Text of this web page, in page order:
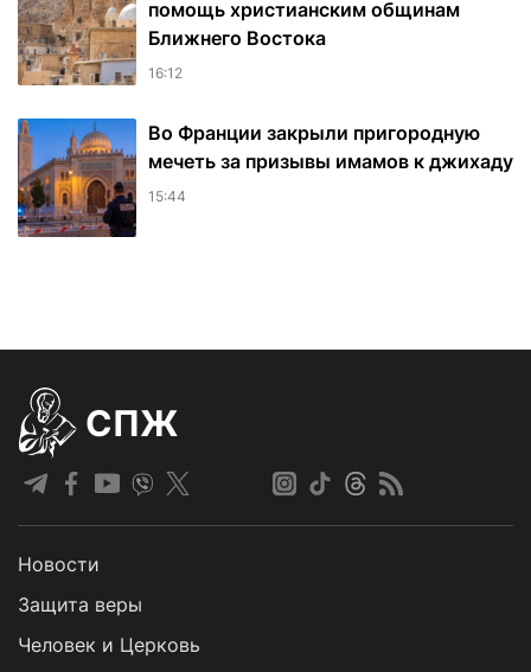
помощь христианским общинам
Ближнего Востока
16:12
Во Франции закрыли пригородную
мечеть за призывы имамов к джихаду
15:44
СПЖ
Новости
Защита веры
Человек и Церковь